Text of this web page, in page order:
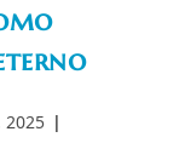
2025